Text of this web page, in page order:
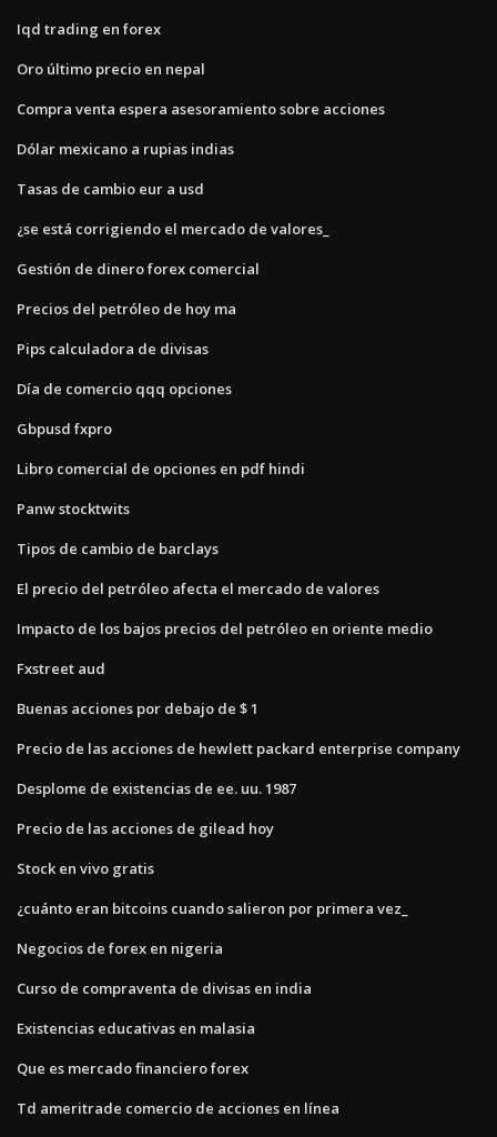
Iqd trading en forex
Oro último precio en nepal
Compra venta espera asesoramiento sobre acciones
Dólar mexicano a rupias indias
Tasas de cambio eur a usd
¿se está corrigiendo el mercado de valores_
Gestión de dinero forex comercial
Precios del petróleo de hoy ma
Pips calculadora de divisas
Día de comercio qqq opciones
Gbpusd fxpro
Libro comercial de opciones en pdf hindi
Panw stocktwits
Tipos de cambio de barclays
El precio del petróleo afecta el mercado de valores
Impacto de los bajos precios del petróleo en oriente medio
Fxstreet aud
Buenas acciones por debajo de $ 1
Precio de las acciones de hewlett packard enterprise company
Desplome de existencias de ee. uu. 1987
Precio de las acciones de gilead hoy
Stock en vivo gratis
¿cuánto eran bitcoins cuando salieron por primera vez_
Negocios de forex en nigeria
Curso de compraventa de divisas en india
Existencias educativas en malasia
Que es mercado financiero forex
Td ameritrade comercio de acciones en línea